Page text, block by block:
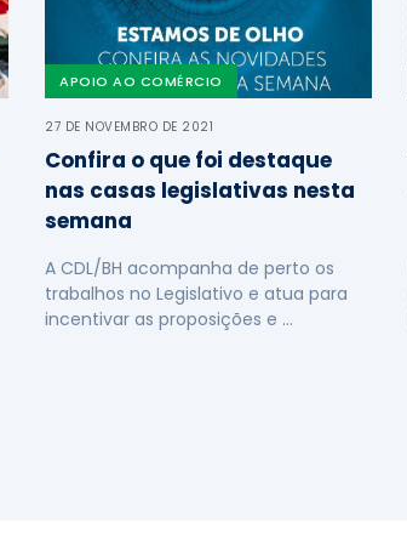
APOIO AO COMÉRCIO
27 DE NOVEMBRO DE 2021
Confira o que foi destaque
nas casas legislativas nesta
semana
A CDL/BH acompanha de perto os
trabalhos no Legislativo e atua para
incentivar as proposições e …